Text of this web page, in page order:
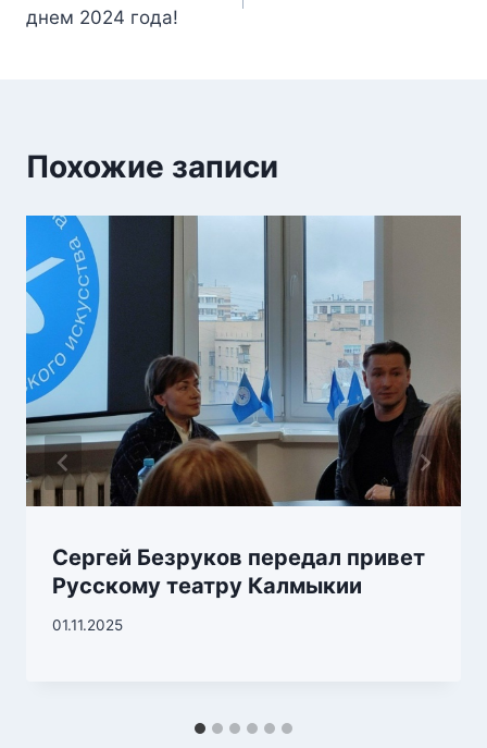
днем 2024 года!
Похожие записи
Сергей Безруков передал привет
Русскому театру Калмыкии
01.11.2025